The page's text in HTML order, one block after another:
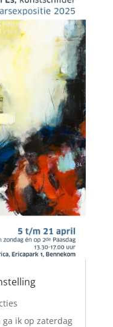
ik op zaterdag